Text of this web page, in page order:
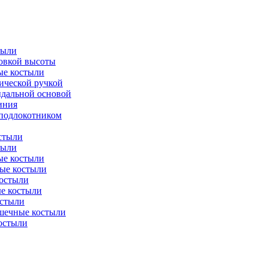
высоты
костыли
ручкой
основой
костыли
костыли
костыли
костыли